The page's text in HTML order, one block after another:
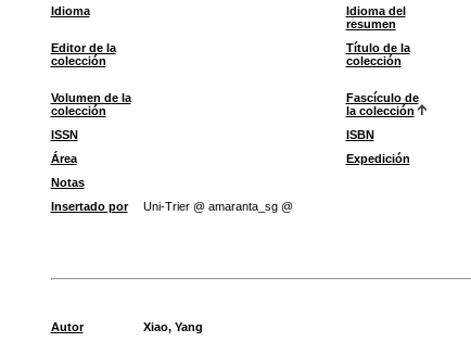
Idioma
Idioma del
resumen
Editor de la
colección
Título de la
colección
Volumen de la
colección
Fascículo de
la colección
ISSN ISBN
Área
Expedición
Notas
Insertado por
Uni-Trier @ amaranta_sg @
Autor
Xiao, Yang